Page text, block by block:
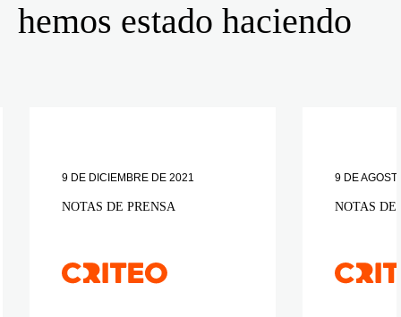
hemos estado haciendo
9 DE DICIEMBRE DE 2021
NOTAS DE PRENSA
9 DE
NOTAS DE